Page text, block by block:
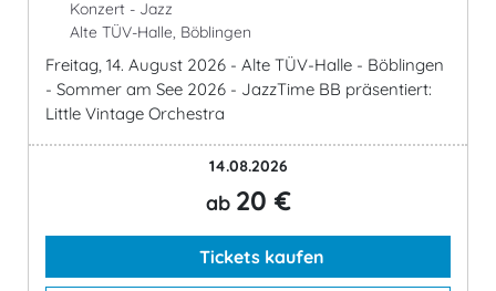
Konzert - Jazz
Alte TÜV-Halle, Böblingen
Freitag, 14. August 2026 - Alte TÜV-Halle - Böblingen
- Sommer am See 2026 - JazzTime BB präsentiert:
Little Vintage Orchestra
14.08.2026
ab 20 €
Tickets kaufen